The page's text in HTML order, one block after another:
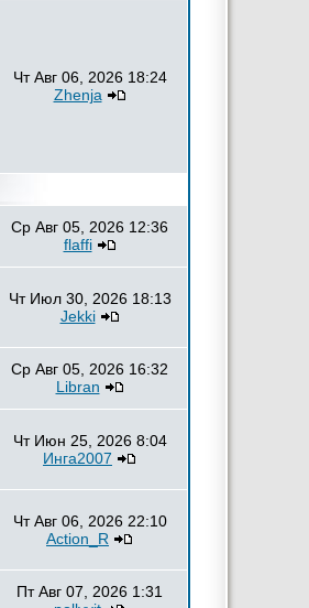
Чт Авг 06, 2026 18:24
Zhenja
Ср Авг 05, 2026 12:36
flaffi
Чт Июл 30, 2026 18:13
Jekki
Ср Авг 05, 2026 16:32
Libran
Чт Июн 25, 2026 8:04
Инга2007
Чт Авг 06, 2026 22:10
Action_R
Пт Авг 07, 2026 1:31